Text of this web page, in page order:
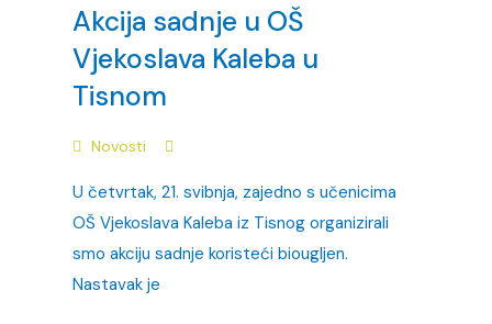
Akcija sadnje u OŠ
Vjekoslava Kaleba u
Tisnom
Novosti
U četvrtak, 21. svibnja, zajedno s učenicima
OŠ Vjekoslava Kaleba iz Tisnog organizirali
smo akciju sadnje koristeći biougljen.
Nastavak je